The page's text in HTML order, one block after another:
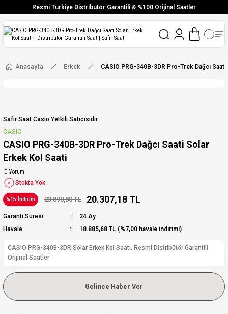
Resmi Türkiye Distribütör Garantili & %100 Orijinal Saatler
Vade Farksız 6 Taksit
Aynı Gün Stoktan Gönderim
Ücretsiz Kargo
Anasayfa Erkek CASIO PRG-340B-3DR Pro-Trek Dağcı
Safir Saat Casio Yetkili Satıcısıdır
CASIO
CASIO PRG-340B-3DR Pro-Trek Dağcı Saati Solar
Erkek Kol Saati
0 Yorum
Stokta Yok
%15 İndirim 23.890,80 TL 20.307,18 TL
Garanti Süresi
24 Ay
Havale
18.885,68 TL (%7,00 havale indirimi)
CASIO PRG-340B-3DR Solar Erkek Kol Saati. Resmi Distribütör Garantili
Orijinal Saatler
Gelince Haber Ver